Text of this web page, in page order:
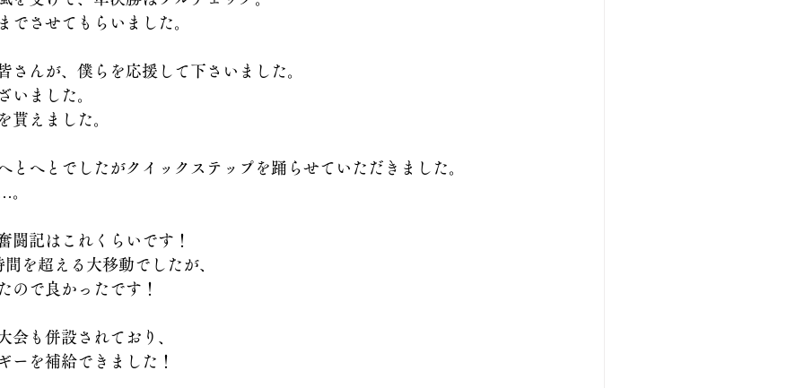
でさせてもらいました。
さんが、僕らを応援して下さいました。
いました。
貰えました。
とへとでしたがクイックステップを踊らせていただきました。
。
闘記はこれくらいです！
を超える大移動でしたが、
ので良かったです！
会も併設されており、
ーを補給できました！